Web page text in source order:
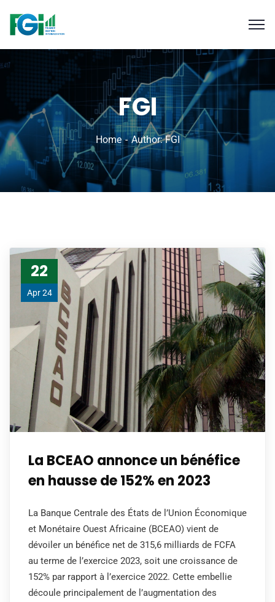
FGI
Home Author: FGI
22
Apr 24
La BCEAO annonce un bénéfice
en hausse de 152% en 2023
La Banque Centrale des États de l’Union Économique
et Monétaire Ouest Africaine (BCEAO) vient de
dévoiler un bénéfice net de 315,6 milliards de FCFA
au terme de l’exercice 2023, soit une croissance de
152% par rapport à l’exercice 2022. Cette embellie
découle principalement de l’augmentation des